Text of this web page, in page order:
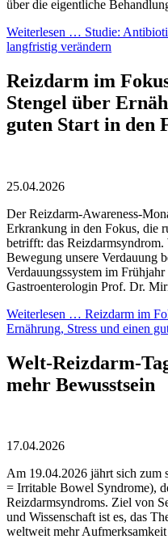
über die eigentliche
Weiterlesen … Studie:
langfristig verändern
Reizdarm im
Stengel über
guten Start in den
25.04.2026
Der Reizdarm-Awareness-
Erkrankung in den Fokus, die
betrifft: das Reizdarmsyndrom.
Bewegung unsere Verdauung
Verdauungssystem im
Gastroenterologin Prof. Dr.
Weiterlesen … Reizdarm im
Ernährung, Stress und einen
Welt-Reizdarm-
mehr Bewusstsein
17.04.2026
Am 19.04.2026 jährt sich
= Irritable Bowel Syndrome),
Reizdarmsyndroms. Ziel von
und Wissenschaft ist es, das
weltweit mehr